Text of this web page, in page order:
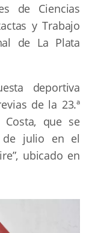
de Ciencias
y Trabajo
de La Plata
deportiva
de la 23.ª
que se
de julio en el
ubicado en